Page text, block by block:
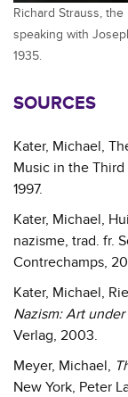
Richard Strauss,
speaking with
1935.
SOURCES
Kater, Michael,
Music in the
1997.
Kater, Michael,
nazisme, trad. fr.
Contrechamps,
Kater, Michael,
Nazism: Art under
Verlag, 2003.
Meyer, Michael,
New York, Peter